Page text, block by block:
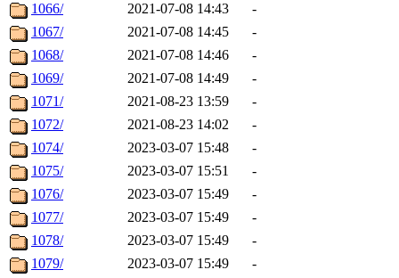
1066/
2021-07-08 14:43
-
1067/
2021-07-08 14:45
-
1068/
2021-07-08 14:46
-
1069/
2021-07-08 14:49
-
1071/
2021-08-23 13:59
-
1072/
2021-08-23 14:02
-
1074/
2023-03-07 15:48
-
1075/
2023-03-07 15:51
-
1076/
2023-03-07 15:49
-
1077/
2023-03-07 15:49
-
1078/
2023-03-07 15:49
-
1079/
2023-03-07 15:49
-